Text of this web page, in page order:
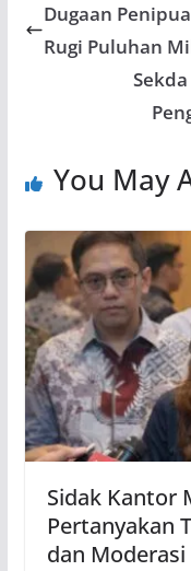
Dugaan
Rugi Puluhan
You May
Sidak Kantor
Pertanyakan
dan